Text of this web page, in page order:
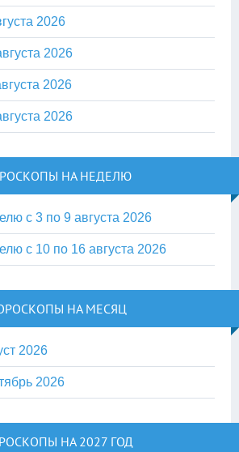
2026
2026
2026
2026
НА НЕДЕЛЮ
с 3 по 9 августа 2026
с 10 по 16 августа 2026
НА МЕСЯЦ
2026
2026
НА 2027 ГОД